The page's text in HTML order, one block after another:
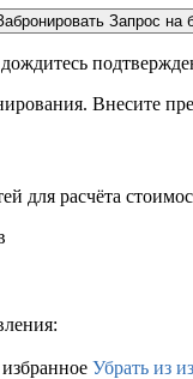
Запрос на
Внесите
для расчёта
Убрать из